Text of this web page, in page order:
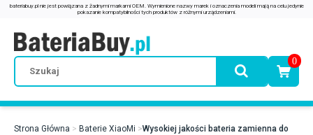
0
Strona Główna Baterie XiaoMi
Wysokiej jakości bateria zamienna do